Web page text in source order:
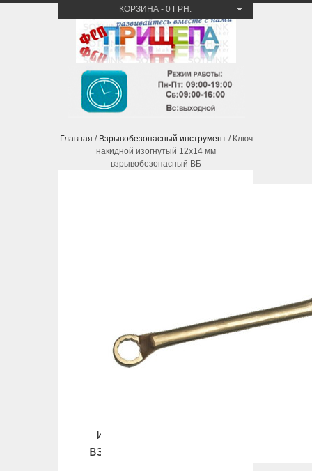
КОРЗИНА - 0 ГРН.
Главная / Взрывобезопасный инструмент/ Ключ
накидной изогнутый 12х14 мм
взрывобезопасный ВБ
изогнутый 12х14 мм
взрывобезопасный ВБ